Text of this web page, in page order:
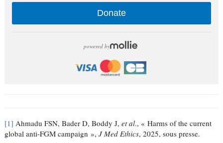
Donate
powered by
[1] Ahmadu FSN, Bader D, Boddy J,et al., « Harms of the current
global anti-FGM campaign »,J Med Ethics, 2025, sous presse.